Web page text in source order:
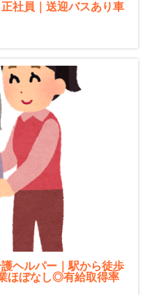
社員｜送迎バスあり車
ヘルパー｜駅から徒歩
ほぼなし◎有給取得率